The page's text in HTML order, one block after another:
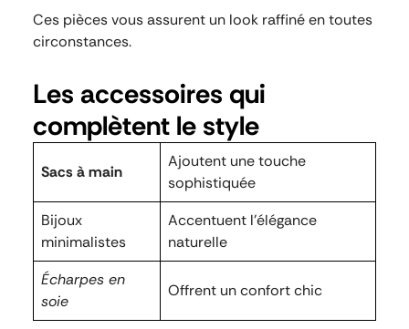
Ces pièces vous assurent un look raffiné en toutes
circonstances.
Les accessoires qui
complètent le style
Sacs à main
Ajoutent une touche
sophistiquée
Bijoux
minimalistes
Accentuent l’élégance
naturelle
Écharpes en
soie
Offrent un confort chic